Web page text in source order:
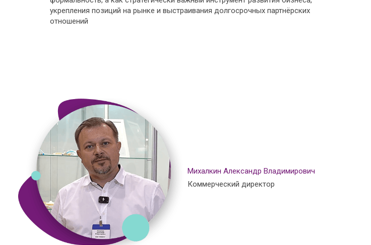
укрепления позиций на рынке и выстраивания долгосрочных партнёрских
отношений
Михалкин Александр Владимирович
Коммерческий директор